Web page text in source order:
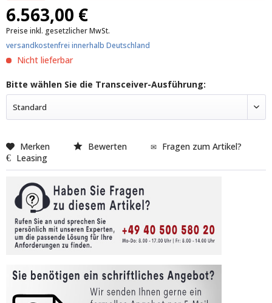
6.563,00 €
Preise inkl. gesetzlicher MwSt.
versandkostenfrei innerhalb Deutschland
Nicht lieferbar
Bitte wählen Sie die Transceiver-Ausführung:
Standard
Merken Bewerten
Fragen zum Artikel?
Leasing